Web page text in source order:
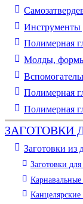
Инструменты
Полимерная
Молды,
Полимерная
Полимерная
ЗАГОТОВКИ
Заготовки из
Заготовки